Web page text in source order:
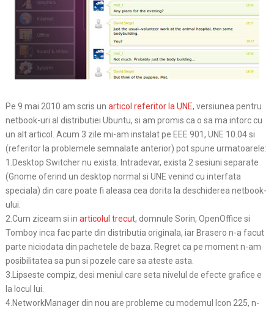
Pe 9 mai 2010 am scris un articol referitor la UNE, versiunea pentru
netbook-uri al distributiei Ubuntu, si am promis ca o sa ma intorc cu
un alt articol. Acum 3 zile mi-am instalat pe EEE 901, UNE 10.04 si
(referitor la problemele semnalate anterior) pot spune urmatoarele:
1.Desktop Switcher nu exista. Intradevar, exista 2 sesiuni separate
(Gnome oferind un desktop normal si UNE venind cu interfata
speciala) din care poate fi aleasa cea dorita la deschiderea netbook-
ului.
2.Cum ziceam si in articolul trecut, domnule Sorin, OpenOffice si
Tomboy inca fac parte din distributia originala, iar Brasero n-a facut
parte niciodata din pachetele de baza. Regret ca pe moment n-am
posibilitatea sa pun si pozele care sa ateste asta.
3.Lipseste compiz, desi meniul care seta nivelul de efecte grafice e
la locul lui.
4.NetworkManager din nou are probleme cu modemul Icon 225, n-